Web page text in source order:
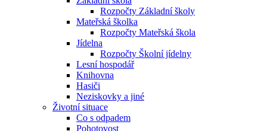
Rozpočty Základní školy
Mateřská školka
Rozpočty Mateřská škola
Jídelna
Rozpočty Školní jídelny
Lesní hospodář
Knihovna
Hasiči
Neziskovky a jiné
Životní situace
Co s odpadem
Pohotovost